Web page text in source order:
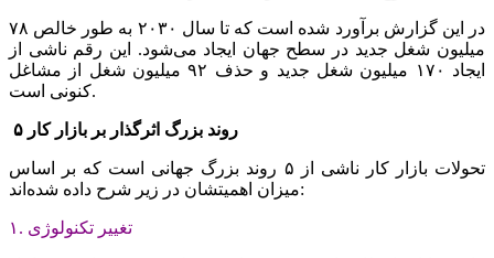
در این گزارش برآورد شده است که تا سال ۲۰۳۰ به طور خالص ۷۸
میلیون شغل جدید در سطح جهان ایجاد می‌شود. این رقم ناشی از
ایجاد ۱۷۰ میلیون شغل جدید و حذف ۹۲ میلیون شغل از مشاغل
کنونی است.
۵ روند بزرگ اثرگذار بر بازار کار
تحولات بازار کار ناشی از ۵ روند بزرگ جهانی است که بر اساس
میزان اهمیتشان در زیر شرح داده شده‌‌‌اند:
۱. تغییر تکنولوژی